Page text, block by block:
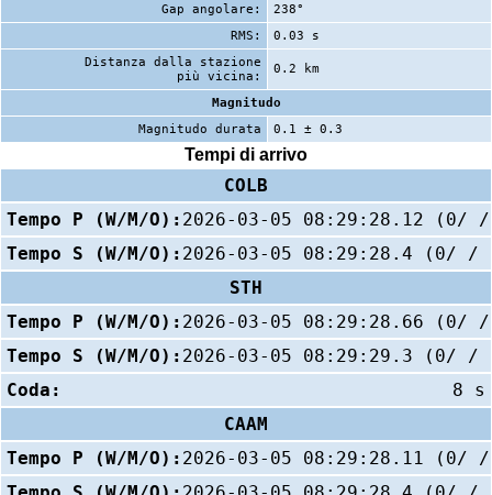
Gap angolare:
238°
RMS:
0.03 s
Distanza dalla stazione
più vicina:
0.2 km
Magnitudo
Magnitudo durata
0.1 ± 0.3
Tempi di arrivo
COLB
Tempo P (W/M/O): 2026-03-05 08:29:28.12 (0/
Tempo S (W/M/O): 2026-03-05 08:29:28.4 (0/ /
STH
Tempo P (W/M/O): 2026-03-05 08:29:28.66 (0/
Tempo S (W/M/O): 2026-03-05 08:29:29.3 (0/ /
Coda:
8 s
CAAM
Tempo P (W/M/O): 2026-03-05 08:29:28.11 (0/